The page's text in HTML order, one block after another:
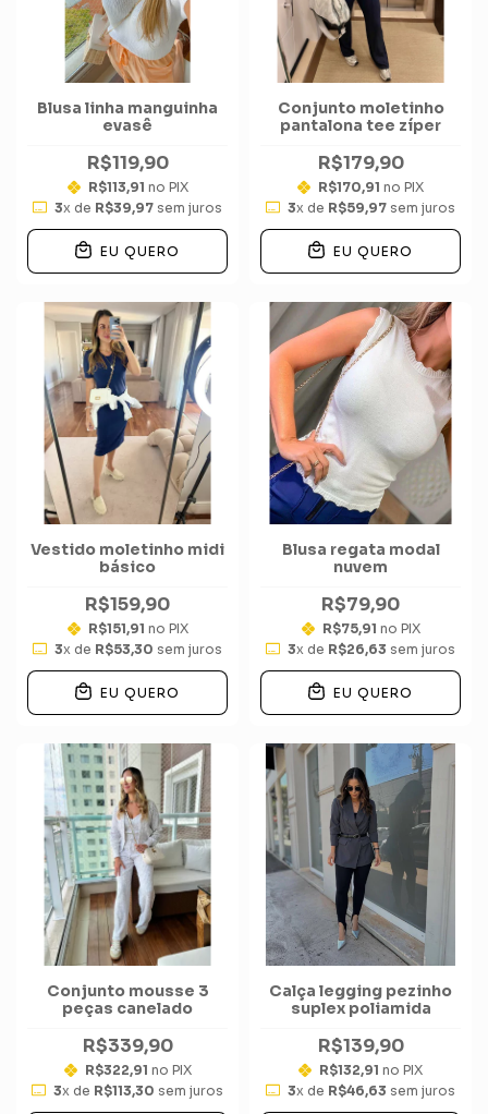
Blusa linha manguinha
evasê
R$119,90
R$113,91 no PIX
3x de R$39,97 sem juros
EU QUERO
Conjunto moletinho
pantalona tee zíper
R$179,90
R$170,91 no PIX
3x de R$59,97 sem juros
EU QUERO
Vestido moletinho midi
básico
R$159,90
R$151,91 no PIX
3x de R$53,30 sem juros
EU QUERO
Blusa regata modal
nuvem
R$79,90
R$75,91 no PIX
3x de R$26,63 sem juros
EU QUERO
Conjunto mousse 3
peças canelado
R$339,90
R$322,91 no PIX
3x de R$113,30 sem juros
Calça legging pezinho
suplex poliamida
R$139,90
R$132,91 no PIX
3x de R$46,63 sem juros